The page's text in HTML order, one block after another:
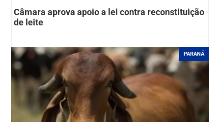
Câmara aprova apoio a lei contra reconstituição
de leite
PARANÁ